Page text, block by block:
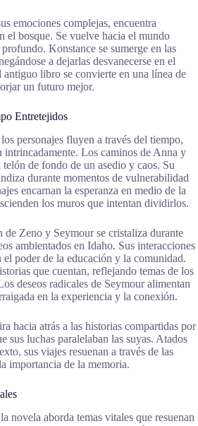
emociones complejas, encuentra
el bosque. Se vuelve hacia el mundo
Konstance se sumerge en las
a dejarlas desvanecerse en el
libro se convierte en una línea de
un futuro mejor.
Entretejidos
personajes fluyen a través del tiempo,
intrincadamente. Los caminos de Anna y
de fondo de un asedio y caos. Su
durante momentos de vulnerabilidad
encarnan la esperanza en medio de la
los muros que intentan dividirlos.
Zeno y Seymour se cristaliza durante
ambientados en Idaho. Sus interacciones
el poder de la educación y la comunidad.
que cuentan, reflejando temas de los
deseos radicales de Seymour alimentan
en la experiencia y la conexión.
hacia atrás a las historias compartidas por
sus luchas paralelaban las suyas. Atados
sus viajes resuenan a través de las
importancia de la memoria.
novela aborda temas vitales que resuenan